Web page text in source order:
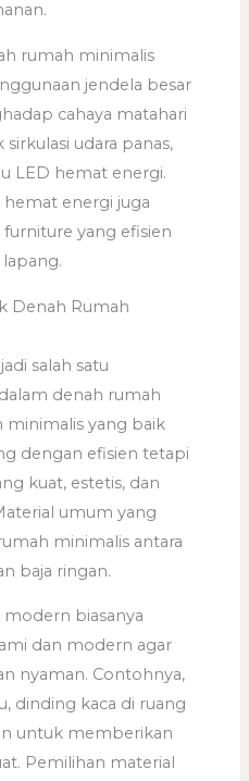
rumah minimalis
jendela besar
cahaya matahari
udara panas,
LED hemat energi.
energi juga
yang efisien
Denah Rumah
salah satu
denah rumah
minimalis yang baik
dengan efisien tetapi
kuat, estetis, dan
umum yang
minimalis antara
baja ringan.
biasanya
dan modern agar
nyaman. Contohnya,
dinding kaca di ruang
untuk memberikan
Pemilihan material